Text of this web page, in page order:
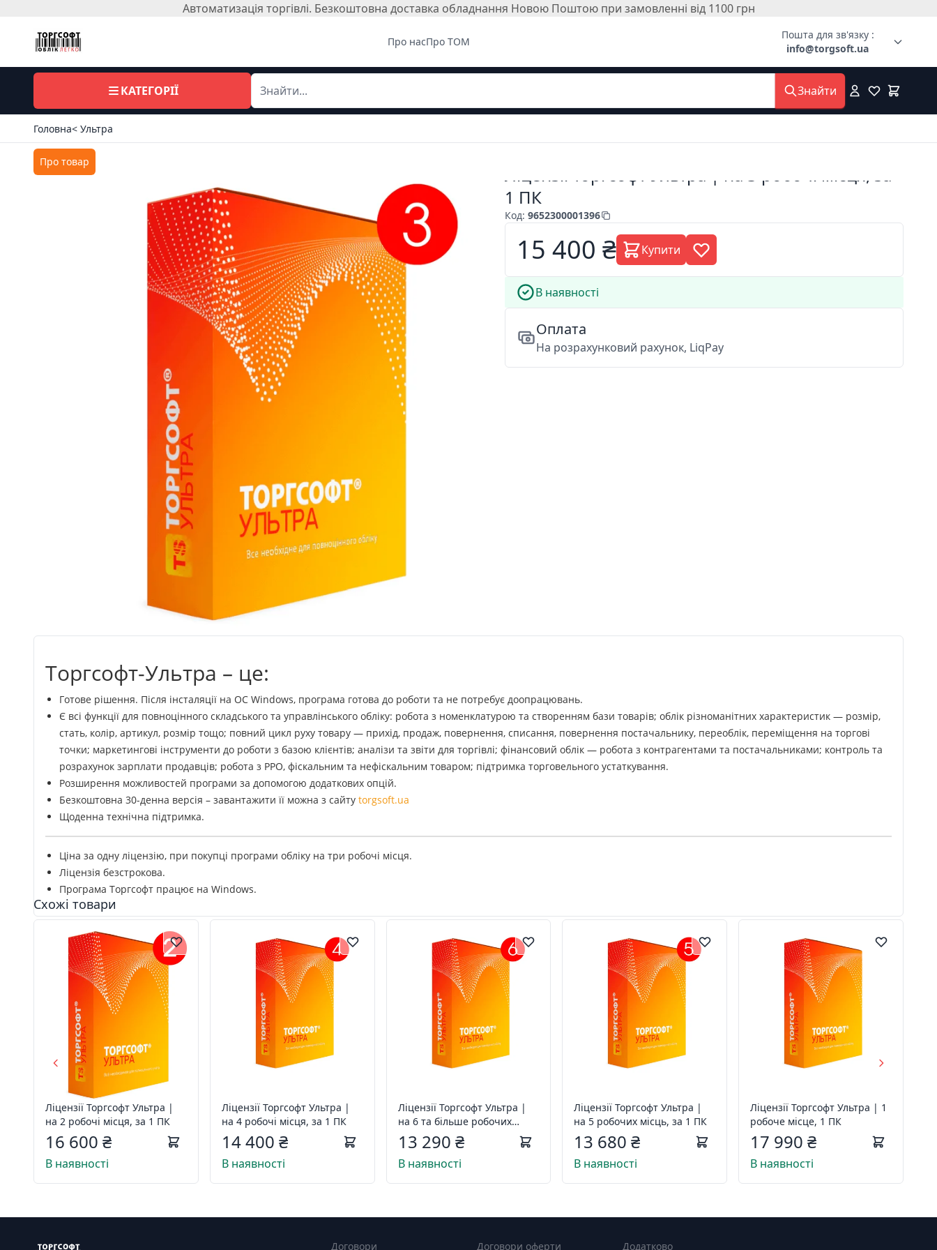
Автоматизація торгівлі. Безкоштовна доставка обладнання Новою Поштою при замовленні від 1100 грн
Про насПро ТОМ
Пошта для зв'язку :
info@torgsoft.ua
КАТЕГОРІЇ Знайти
Головна< Ультра
Про товар
Ліцензії Торгсофт Ультра | на 3 робочі місця, за
1 ПК
Код:9652300001396
15 400 ₴ Купити
В наявності
Оплата
На розрахунковий рахунок, LiqPay
Торгсофт-Ультра – це:
Готове рішення. Після інсталяції на ОС Windows, програма готова до роботи та не потребує доопрацювань.
Є всі функції для повноцінного складського та управлінського обліку: робота з номенклатурою та створенням бази товарів; облік різноманітних характеристик — розмір,
стать, колір, артикул, розмір тощо; повний цикл руху товару — прихід, продаж, повернення, списання, повернення постачальнику, переоблік, переміщення на торгові
точки; маркетингові інструменти до роботи з базою клієнтів; аналізи та звіти для торгівлі; фінансовий облік — робота з контрагентами та постачальниками; контроль та
розрахунок зарплати продавців; робота з РРО, фіскальним та нефіскальним товаром; підтримка торговельного устаткування.
Розширення можливостей програми за допомогою додаткових опцій.
Безкоштовна 30-денна версія – завантажити її можна з сайту torgsoft.ua
Щоденна технічна підтримка.
Ціна за одну ліцензію, при покупці програми обліку на три робочі місця.
Ліцензія безстрокова.
Програма Торгсофт працює на Windows.
Схожі товари
Ліцензії Торгсофт Ультра |
на 2 робочі місця, за 1 ПК
16 600 ₴
В наявності
Ліцензії Торгсофт Ультра |
на 4 робочі місця, за 1 ПК
14 400 ₴
В наявності
Ліцензії Торгсофт Ультра |
на 6 та більше робочих
місць, за 1 ПК
13 290 ₴
В наявності
Ліцензії Торгсофт Ультра |
на 5 робочих місць, за 1 ПК
13 680 ₴
В наявності
Ліцензії Торгсофт Ультра | 1
робоче місце, 1 ПК
17 990 ₴
В наявності
Договори Договори оферти Додатково